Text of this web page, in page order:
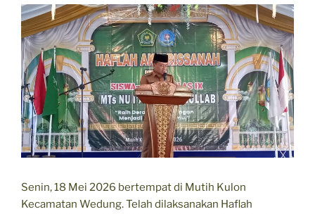
Senin, 18 Mei 2026 bertempat di Mutih Kulon
Kecamatan Wedung. Telah dilaksanakan Haflah